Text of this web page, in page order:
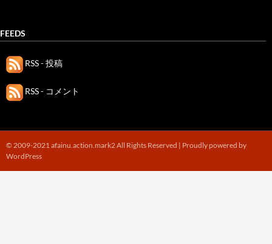
FEEDS
RSS - 投稿
RSS - コメント
© 2009-2021 afainu.action.mark2 All Rights Reserved | Proudly powered by
WordPress